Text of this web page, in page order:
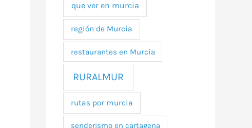
que ver en murcia
región de Murcia
restaurantes en Murcia
RURALMUR
rutas por murcia
senderismo en cartagena